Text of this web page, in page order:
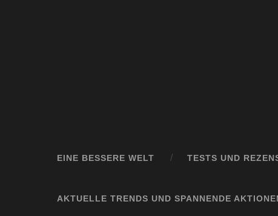
EINE BESSERE WELT TESTS UND
AKTUELLE TRENDS UND SPANNENDE